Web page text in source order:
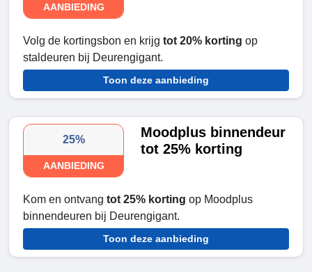
AANBIEDING
Volg de kortingsbon en krijg tot 20% korting op
staldeuren bij Deurengigant.
Toon deze aanbieding
25%
AANBIEDING
Moodplus binnendeur
tot 25% korting
Kom en ontvang tot 25% korting op Moodplus
binnendeuren bij Deurengigant.
Toon deze aanbieding